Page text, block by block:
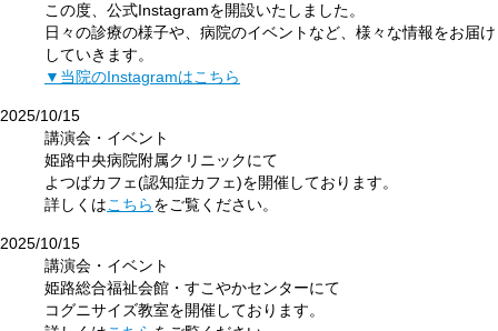
この度、公式Instagramを開設いたしました。
日々の診療の様子や、病院のイベントなど、様々な情報をお届け
していきます。
▼当院のInstagramはこちら
2025/10/15
講演会・イベント
姫路中央病院附属クリニックにて
よつばカフェ(認知症カフェ)を開催しております。
詳しくはこちらをご覧ください。
2025/10/15
講演会・イベント
姫路総合福祉会館・すこやかセンターにて
コグニサイズ教室を開催しております。